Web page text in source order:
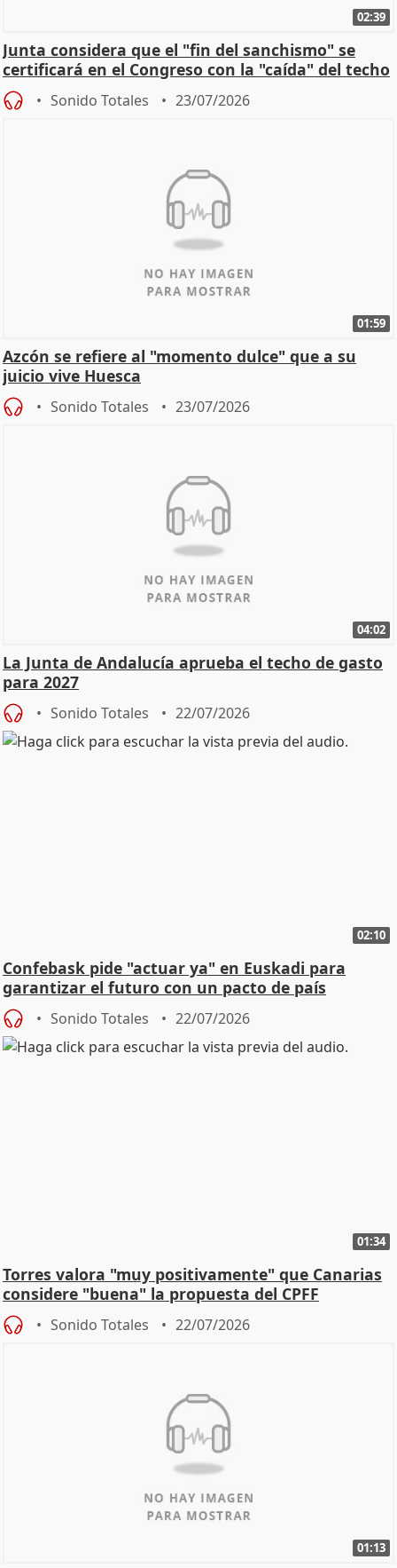
02:39
Junta considera que el "fin del sanchismo" se
certificará en el Congreso con la "caída" del techo
de
Sonido Totales 23/07/2026
01:59
Azcón se refiere al "momento dulce" que a su
juicio vive Huesca
Sonido Totales 23/07/2026
04:02
La Junta de Andalucía aprueba el techo de gasto
para 2027
Sonido Totales 22/07/2026
02:10
Confebask pide "actuar ya" en Euskadi para
garantizar el futuro con un pacto de país
Sonido Totales 22/07/2026
01:34
Torres valora "muy positivamente" que Canarias
considere "buena" la propuesta del CPFF
Sonido Totales 22/07/2026
01:13